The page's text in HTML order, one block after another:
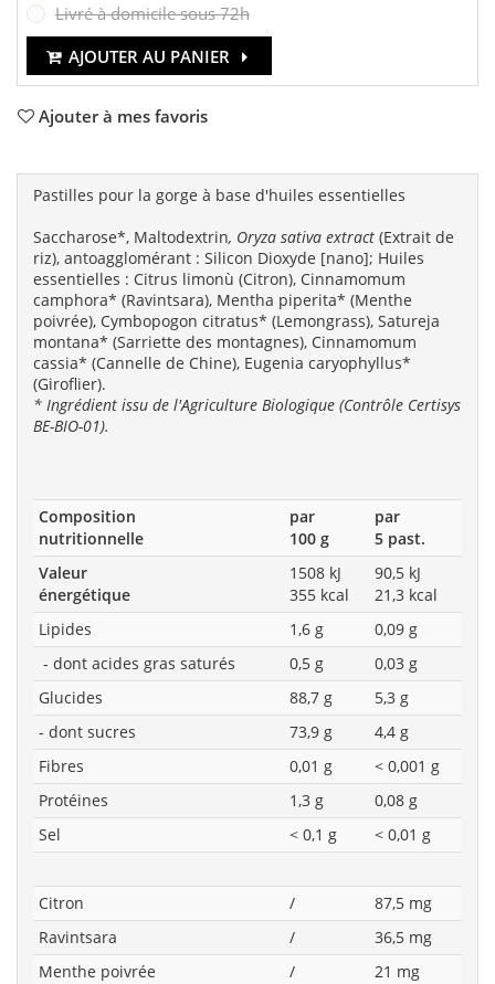
Livré à domicile sous 72h
AJOUTER AU PANIER
Ajouter à mes favoris
Pastilles pour la gorge à base d'huiles essentielles
Saccharose*, Maltodextrin, Oryza sativa extract(Extrait de
riz), antoagglomérant : Silicon Dioxyde [nano]; Huiles
essentielles : Citrus limonù (Citron), Cinnamomum
camphora* (Ravintsara), Mentha piperita* (Menthe
poivrée), Cymbopogon citratus* (Lemongrass), Satureja
montana* (Sarriette des montagnes), Cinnamomum
cassia* (Cannelle de Chine), Eugenia caryophyllus*
(Giroflier).
* Ingrédient issu de l'Agriculture Biologique (Contrôle Certisys
BE-BIO-01).
Composition
nutritionnelle
par
100 g
par
5 past.
Valeur
énergétique
1508 kJ
355 kcal
90,5 kJ
21,3 kcal
Lipides
1,6 g
0,09 g
- dont acides gras saturés
0,5 g
0,03 g
Glucides
88,7 g
5,3 g
- dont sucres
73,9 g
4,4 g
Fibres
0,01 g
< 0,001 g
Protéines
1,3 g
0,08 g
Sel
< 0,1 g < 0,01 g
Citron /
87,5 mg
Ravintsara
/
36,5 mg
Menthe poivrée
/
21 mg